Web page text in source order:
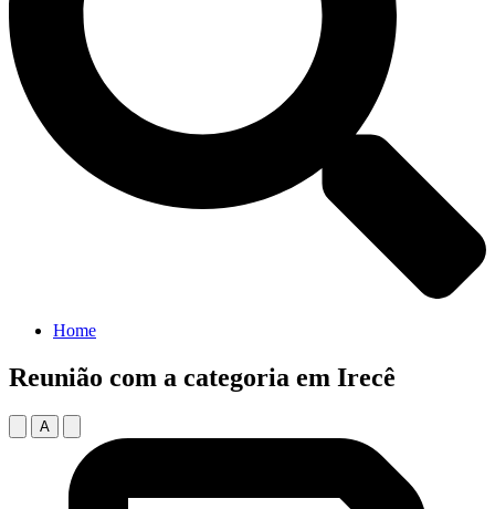
Home
Reunião com a categoria em Irecê
A